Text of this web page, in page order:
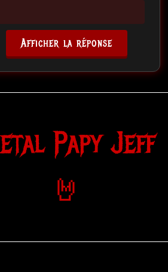
Afficher la réponse
Papy Jeff
🤘